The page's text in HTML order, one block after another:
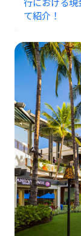
て紹介！